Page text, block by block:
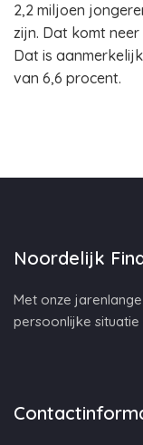
2,2 miljoen
zijn. Dat komt
Dat is
van 6,6 procent.
Noordelijk
Met onze
persoonlijke situatie